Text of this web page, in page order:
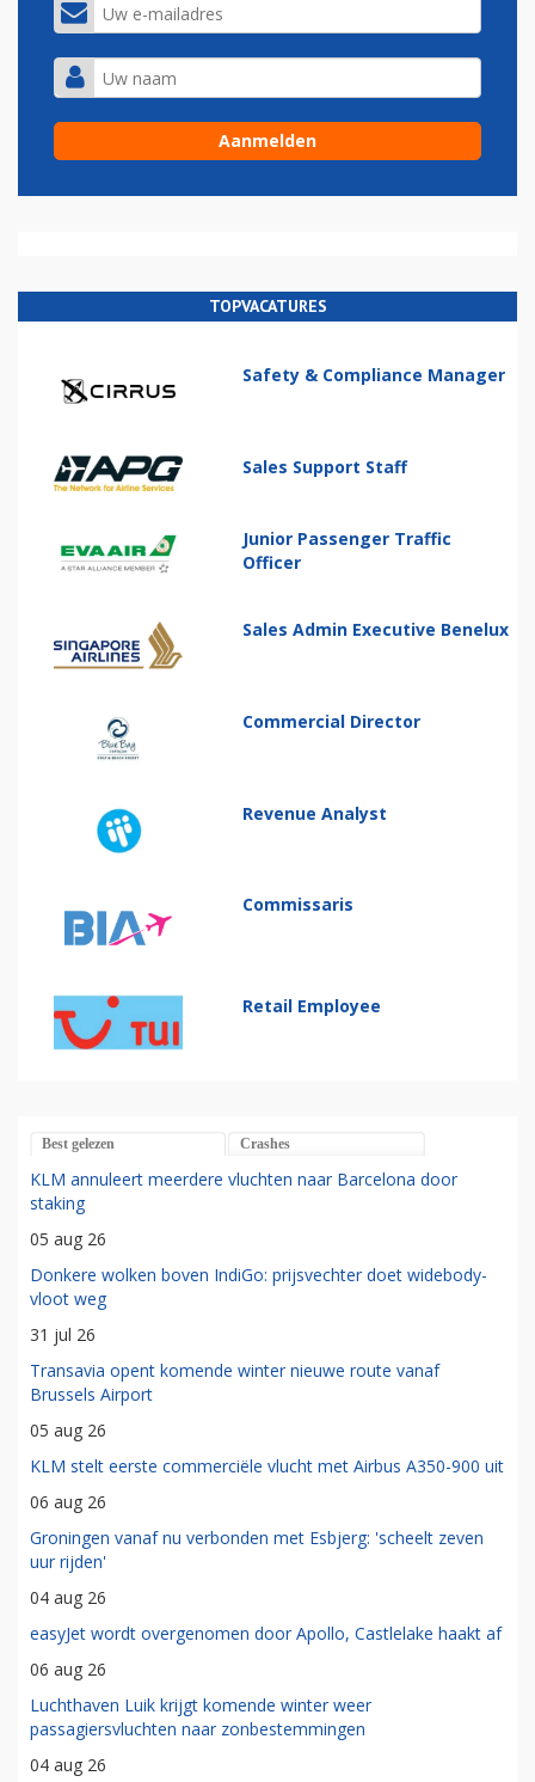
TOPVACATURES
Safety & Compliance Manager
Sales Support Staff
Junior Passenger Traffic
Officer
Sales Admin Executive Benelux
Commercial Director
Revenue Analyst
Commissaris
Retail Employee
Best gelezen Crashes
KLM annuleert meerdere vluchten naar Barcelona door
staking
05 aug 26
Donkere wolken boven IndiGo: prijsvechter doet widebody-
vloot weg
31 jul 26
Transavia opent komende winter nieuwe route vanaf
Brussels Airport
05 aug 26
KLM stelt eerste commerciële vlucht met Airbus A350-900 uit
06 aug 26
Groningen vanaf nu verbonden met Esbjerg: 'scheelt zeven
uur rijden'
04 aug 26
easyJet wordt overgenomen door Apollo, Castlelake haakt af
06 aug 26
Luchthaven Luik krijgt komende winter weer
passagiersvluchten naar zonbestemmingen
04 aug 26